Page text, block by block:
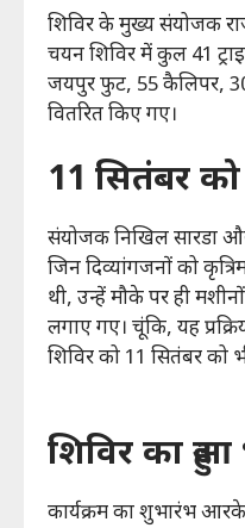
शिविर के मुख्य संयोजक
चयन शिविर में कुल 41
जयपुर फुट, 55 कैलिपर,
वितरित किए गए।
11 सितंबर
संयोजक निखिल सारडा
जिन दिव्यांगजनों को
थी, उन्हें मौके पर ही
लगाए गए। चूंकि, यह
शिविर को 11 सितंबर को
शिविर का
कार्यक्रम का शुभारंभ